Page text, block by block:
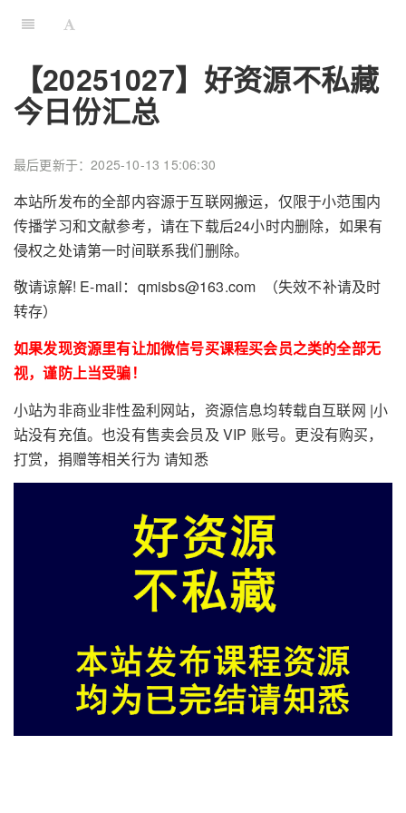
【20251027】好资源不私藏
今日份汇总
最后更新于：2025-10-13 15:06:30
本站所发布的全部内容源于互联网搬运，仅限于小范围内
传播学习和文献参考，请在下载后24小时内删除，如果有
侵权之处请第一时间联系我们删除。
敬请谅解! E-mail：qmisbs@163.com （失效不补请及时
转存）
如果发现资源里有让加微信号买课程买会员之类的全部无
视，谨防上当受骗！
小站为非商业非性盈利网站，资源信息均转载自互联网 |小
站没有充值。也没有售卖会员及 VIP 账号。更没有购买，
打赏，捐赠等相关行为 请知悉